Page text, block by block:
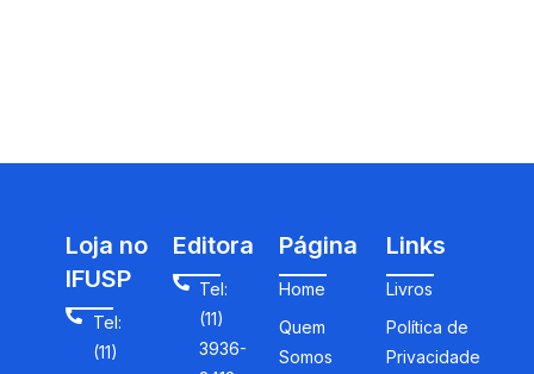
Loja no
IFUSP
Tel:
(11)
Editora
Tel:
(11)
3936-
Página
Home
Quem
Somos
Links
Livros
Política de
Privacidade